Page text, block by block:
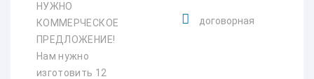
НУЖНО
КОММЕРЧЕСКОЕ
ПРЕДЛОЖЕНИЕ!
Нам нужно
изготовить 12
договорная